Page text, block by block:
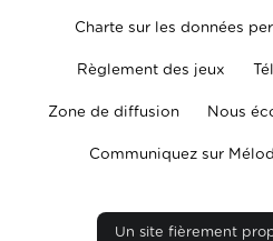
Charte sur les données
Règlement des jeux
Zone de diffusion Nous
Communiquez sur
Un site fièrement